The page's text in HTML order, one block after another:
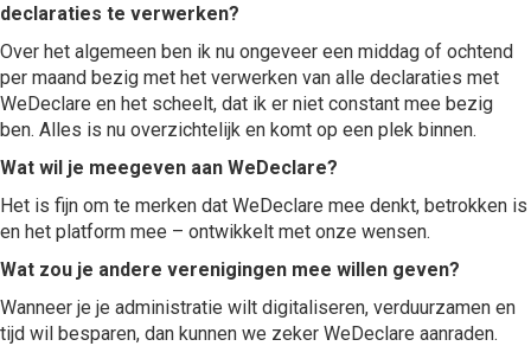
declaraties te verwerken?
Over het algemeen ben ik nu ongeveer een middag of ochtend
per maand bezig met het verwerken van alle declaraties met
WeDeclare en het scheelt, dat ik er niet constant mee bezig
ben. Alles is nu overzichtelijk en komt op een plek binnen.
Wat wil je meegeven aan WeDeclare?
Het is fijn om te merken dat WeDeclare mee denkt, betrokken is
en het platform mee – ontwikkelt met onze wensen.
Wat zou je andere verenigingen mee willen geven?
Wanneer je je administratie wilt digitaliseren, verduurzamen en
tijd wil besparen, dan kunnen we zeker WeDeclare aanraden.